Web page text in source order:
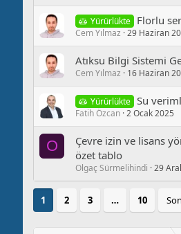
Yürürlükte Florlu
Cem Yılmaz 29 Haziran
Atıksu Bilgi Sistemi
Cem Yılmaz 16 Haziran
Yürürlükte Su
Fatih Özcan 2 Ocak 2025
O
Çevre i̇zin ve lisans
özet tablo
Olgaç Sürmelihindi 29
1 2 3 … 10